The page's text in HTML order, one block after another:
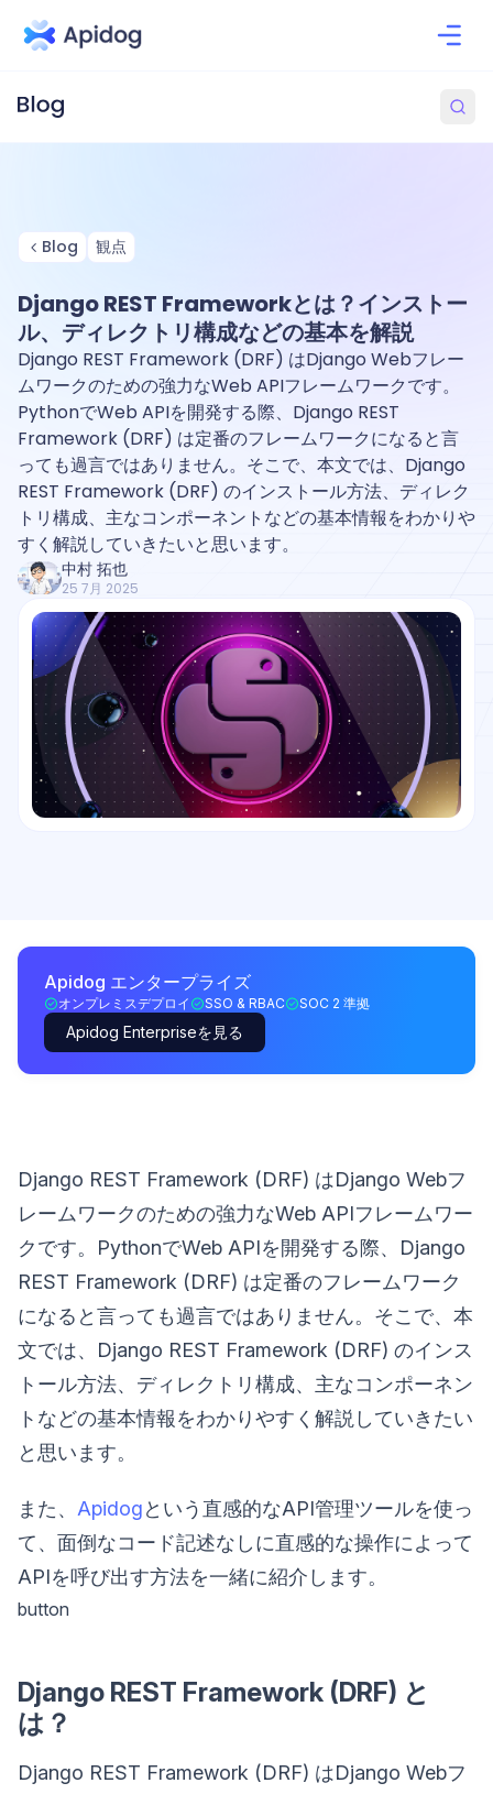
Blog 観点
Django REST Frameworkとは？インストー
ル、ディレクトリ構成などの基本を解説
Django REST Framework (DRF) はDjango Webフレー
ムワークのための強力なWeb APIフレームワークです。
PythonでWeb APIを開発する際、Django REST
Framework (DRF) は定番のフレームワークになると言
っても過言ではありません。そこで、本文では、Django
REST Framework (DRF) のインストール方法、ディレク
トリ構成、主なコンポーネントなどの基本情報をわかりや
すく解説していきたいと思います。
中村 拓也
25 7月 2025
Apidog エンタープライズ
オンプレミスデプロイ SSO & RBAC SOC 2 準拠
Apidog Enterpriseを見る
Django REST Framework (DRF) はDjango Webフ
レームワークのための強力なWeb APIフレームワー
クです。PythonでWeb APIを開発する際、Django
REST Framework (DRF) は定番のフレームワーク
になると言っても過言ではありません。そこで、本
文では、Django REST Framework (DRF) のインス
トール方法、ディレクトリ構成、主なコンポーネン
トなどの基本情報をわかりやすく解説していきたい
と思います。
また、 Apidogという直感的なAPI管理ツールを使っ
て、面倒なコード記述なしに直感的な操作によって
APIを呼び出す方法を一緒に紹介します。
button
Django REST Framework (DRF) と
は？
Django REST Framework (DRF) はDjango Webフ